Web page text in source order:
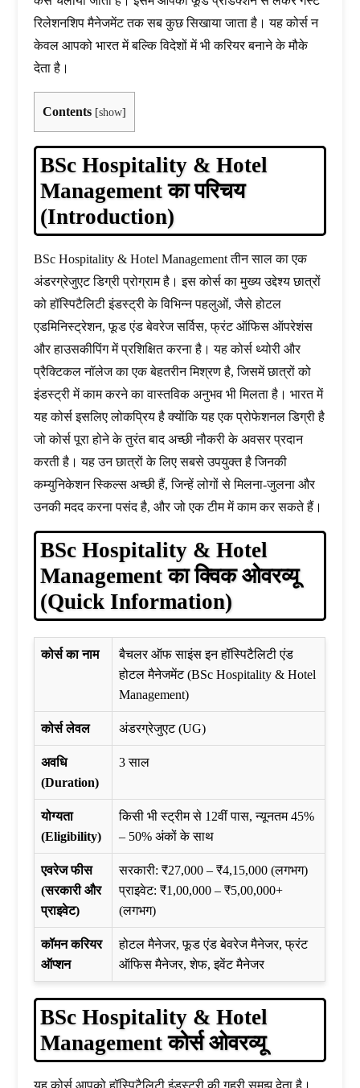
रिलेशनशिप मैनेजमेंट तक सब कुछ सिखाया जाता है। यह कोर्स न
केवल आपको भारत में बल्कि विदेशों में भी करियर बनाने के मौके
देता है।
Contents [show]
BSc Hospitality & Hotel
Management का परिचय
(Introduction)
BSc Hospitality & Hotel Management तीन साल का एक
अंडरग्रेजुएट डिग्री प्रोग्राम है। इस कोर्स का मुख्य उद्देश्य छात्रों
को हॉस्पिटैलिटी इंडस्ट्री के विभिन्न पहलुओं, जैसे होटल
एडमिनिस्ट्रेशन, फूड एंड बेवरेज सर्विस, फ्रंट ऑफिस ऑपरेशंस
और हाउसकीपिंग में प्रशिक्षित करना है। यह कोर्स थ्योरी और
प्रैक्टिकल नॉलेज का एक बेहतरीन मिश्रण है, जिसमें छात्रों को
इंडस्ट्री में काम करने का वास्तविक अनुभव भी मिलता है। भारत में
यह कोर्स इसलिए लोकप्रिय है क्योंकि यह एक प्रोफेशनल डिग्री है
जो कोर्स पूरा होने के तुरंत बाद अच्छी नौकरी के अवसर प्रदान
करती है। यह उन छात्रों के लिए सबसे उपयुक्त है जिनकी
कम्युनिकेशन स्किल्स अच्छी हैं, जिन्हें लोगों से मिलना-जुलना और
उनकी मदद करना पसंद है, और जो एक टीम में काम कर सकते हैं।
BSc Hospitality & Hotel
Management का क्विक ओवरव्यू
(Quick Information)
कोर्स का नाम
बैचलर ऑफ साइंस इन हॉस्पिटैलिटी एंड
होटल मैनेजमेंट (BSc Hospitality & Hotel
Management)
कोर्स लेवल अंडरग्रेजुएट (UG)
अवधि
(Duration)
3 साल
योग्यता
(Eligibility)
किसी भी स्ट्रीम से 12वीं पास, न्यूनतम 45%
– 50% अंकों के साथ
एवरेज फीस
(सरकारी और
प्राइवेट)
सरकारी: ₹27,000 – ₹4,15,000 (लगभग)
प्राइवेट: ₹1,00,000 – ₹5,00,000+
(लगभग)
कॉमन करियर
ऑप्शन
होटल मैनेजर, फूड एंड बेवरेज मैनेजर, फ्रंट
ऑफिस मैनेजर, शेफ, इवेंट मैनेजर
BSc Hospitality & Hotel
Management कोर्स ओवरव्यू
यह कोर्स आपको हॉस्पिटैलिटी इंडस्ट्री की गहरी समझ देता है।